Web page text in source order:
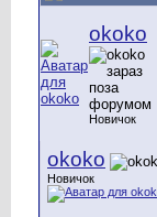
okoko
Новичок
okoko
Новичок